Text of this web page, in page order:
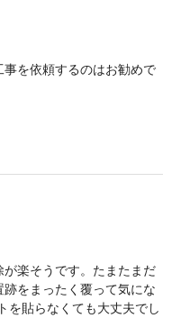
を依頼するのはお勧めで
楽そうです。たまたまだ
をまったく覆って気にな
を貼らなくても大丈夫でし